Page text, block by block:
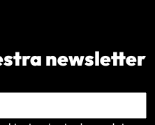
newsletter